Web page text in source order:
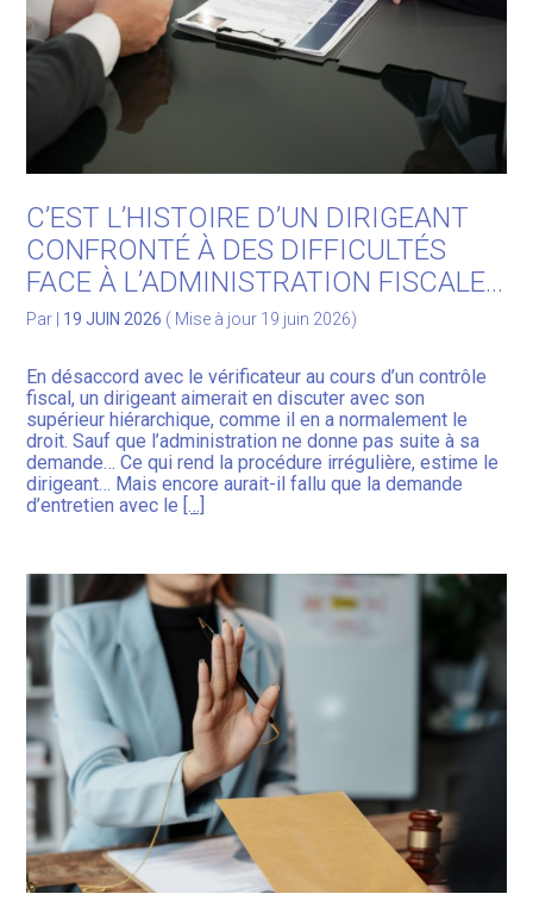
C’EST L’HISTOIRE D’UN DIRIGEANT
CONFRONTÉ À DES DIFFICULTÉS
FACE À L’ADMINISTRATION FISCALE…
Par | 19 JUIN 2026 ( Mise à jour 19 juin 2026)
En désaccord avec le vérificateur au cours d’un contrôle
fiscal, un dirigeant aimerait en discuter avec son
supérieur hiérarchique, comme il en a normalement le
droit. Sauf que l’administration ne donne pas suite à sa
demande… Ce qui rend la procédure irrégulière, estime le
dirigeant… Mais encore aurait-il fallu que la demande
d’entretien avec le […]